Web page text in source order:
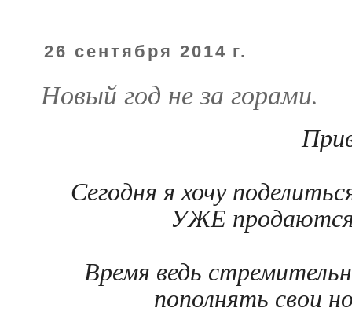
26 сентября 2014 г.
Новый год не за горами.
Сегодня я хочу
УЖЕ
Время ведь
пополнять свои